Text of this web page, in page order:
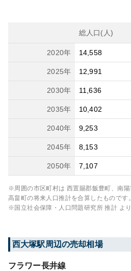
総人口(人)
2020年 14,558
2025年 12,991
2030年 11,636
2035年 10,402
2040年 9,253
2045年 8,153
2050年 7,107
※周囲の市区町村は 西置賜郡飯豊町、南
高畠町の将来人口推計を合算したものです。
※国立社会保障・人口問題研究所 推計 より
西大塚駅周辺の売却相場
フラワー長井線